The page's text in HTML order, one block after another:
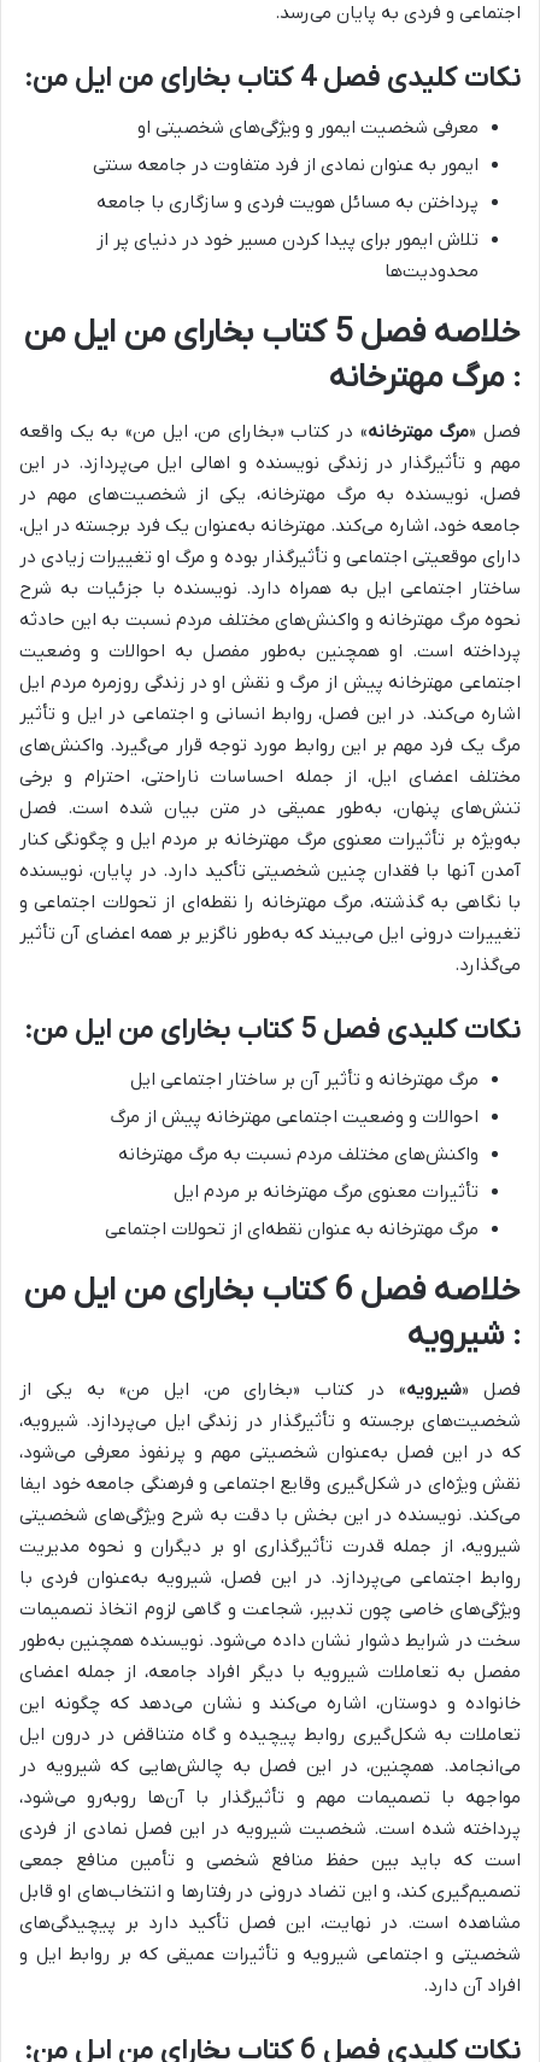
اجتماعی و فردی به پایان می‌رسد.
نکات کلیدی فصل 4 کتاب بخارای من ایل من:
معرفی شخصیت ایمور و ویژگی‌های شخصیتی او
ایمور به عنوان نمادی از فرد متفاوت در جامعه سنتی
پرداختن به مسائل هویت فردی و سازگاری با جامعه
تلاش ایمور برای پیدا کردن مسیر خود در دنیای پر از
محدودیت‌ها
خلاصه فصل 5 کتاب بخارای من ایل من
: مرگ مهترخانه
فصل «مرگ مهترخانه» در کتاب «بخارای من، ایل من» به یک واقعه
مهم و تأثیرگذار در زندگی نویسنده و اهالی ایل می‌پردازد. در این
فصل، نویسنده به مرگ مهترخانه، یکی از شخصیت‌های مهم در
جامعه خود، اشاره می‌کند. مهترخانه به‌عنوان یک فرد برجسته در ایل،
دارای موقعیتی اجتماعی و تأثیرگذار بوده و مرگ او تغییرات زیادی در
ساختار اجتماعی ایل به همراه دارد. نویسنده با جزئیات به شرح
نحوه مرگ مهترخانه و واکنش‌های مختلف مردم نسبت به این حادثه
پرداخته است. او همچنین به‌طور مفصل به احوالات و وضعیت
اجتماعی مهترخانه پیش از مرگ و نقش او در زندگی روزمره مردم ایل
اشاره می‌کند. در این فصل، روابط انسانی و اجتماعی در ایل و تأثیر
مرگ یک فرد مهم بر این روابط مورد توجه قرار می‌گیرد. واکنش‌های
مختلف اعضای ایل، از جمله احساسات ناراحتی، احترام و برخی
تنش‌های پنهان، به‌طور عمیقی در متن بیان شده است. فصل
به‌ویژه بر تأثیرات معنوی مرگ مهترخانه بر مردم ایل و چگونگی کنار
آمدن آنها با فقدان چنین شخصیتی تأکید دارد. در پایان، نویسنده
با نگاهی به گذشته، مرگ مهترخانه را نقطه‌ای از تحولات اجتماعی و
تغییرات درونی ایل می‌بیند که به‌طور ناگزیر بر همه اعضای آن تأثیر
می‌گذارد.
نکات کلیدی فصل 5 کتاب بخارای من ایل من:
مرگ مهترخانه و تأثیر آن بر ساختار اجتماعی ایل
احوالات و وضعیت اجتماعی مهترخانه پیش از مرگ
واکنش‌های مختلف مردم نسبت به مرگ مهترخانه
تأثیرات معنوی مرگ مهترخانه بر مردم ایل
مرگ مهترخانه به عنوان نقطه‌ای از تحولات اجتماعی
خلاصه فصل 6 کتاب بخارای من ایل من
: شیرویه
فصل «شیرویه» در کتاب «بخارای من، ایل من» به یکی از
شخصیت‌های برجسته و تأثیرگذار در زندگی ایل می‌پردازد. شیرویه،
که در این فصل به‌عنوان شخصیتی مهم و پرنفوذ معرفی می‌شود،
نقش ویژه‌ای در شکل‌گیری وقایع اجتماعی و فرهنگی جامعه خود ایفا
می‌کند. نویسنده در این بخش با دقت به شرح ویژگی‌های شخصیتی
شیرویه، از جمله قدرت تأثیرگذاری او بر دیگران و نحوه مدیریت
روابط اجتماعی می‌پردازد. در این فصل، شیرویه به‌عنوان فردی با
ویژگی‌های خاصی چون تدبیر، شجاعت و گاهی لزوم اتخاذ تصمیمات
سخت در شرایط دشوار نشان داده می‌شود. نویسنده همچنین به‌طور
مفصل به تعاملات شیرویه با دیگر افراد جامعه، از جمله اعضای
خانواده و دوستان، اشاره می‌کند و نشان می‌دهد که چگونه این
تعاملات به شکل‌گیری روابط پیچیده و گاه متناقض در درون ایل
می‌انجامد. همچنین، در این فصل به چالش‌هایی که شیرویه در
مواجهه با تصمیمات مهم و تأثیرگذار با آن‌ها روبه‌رو می‌شود،
پرداخته شده است. شخصیت شیرویه در این فصل نمادی از فردی
است که باید بین حفظ منافع شخصی و تأمین منافع جمعی
تصمیم‌گیری کند، و این تضاد درونی در رفتارها و انتخاب‌های او قابل
مشاهده است. در نهایت، این فصل تأکید دارد بر پیچیدگی‌های
شخصیتی و اجتماعی شیرویه و تأثیرات عمیقی که بر روابط ایل و
افراد آن دارد.
نکات کلیدی فصل 6 کتاب بخارای من ایل من: